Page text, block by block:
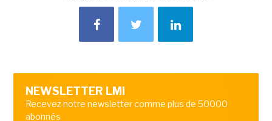
NEWSLETTER LMI
Recevez notre newsletter comme plus de 50000
abonnés